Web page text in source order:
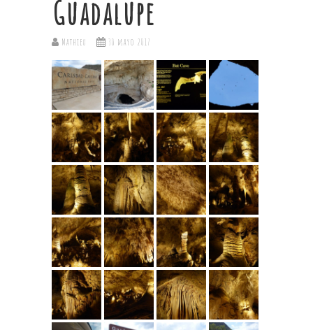
Guadalupe
Mathieu 30 mayo 2017